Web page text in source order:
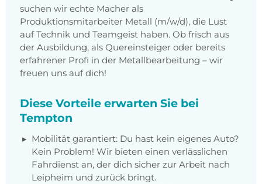
suchen wir echte Macher als
Produktionsmitarbeiter Metall (m/w/d), die Lust
auf Technik und Teamgeist haben. Ob frisch aus
der Ausbildung, als Quereinsteiger oder bereits
erfahrener Profi in der Metallbearbeitung – wir
freuen uns auf dich!
Diese Vorteile erwarten Sie bei
Tempton
Mobilität garantiert: Du hast kein eigenes Auto?
Kein Problem! Wir bieten einen verlässlichen
Fahrdienst an, der dich sicher zur Arbeit nach
Leipheim und zurück bringt.